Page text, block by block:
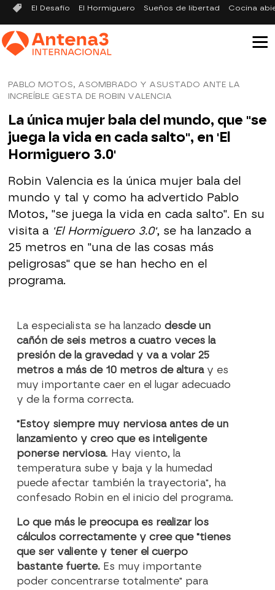
El Desafío El Hormiguero Sueños de libertad Cocina
PABLO MOTOS, ASOMBRADO Y ASUSTADO ANTE LA
INCREÍBLE GESTA DE ROBIN VALENCIA
La única mujer bala del mundo, que "se
juega la vida en cada salto", en 'El
Hormiguero 3.0'
Robin Valencia es la única mujer bala del
mundo y tal y como ha advertido Pablo
Motos, "se juega la vida en cada salto". En su
visita a'El Hormiguero 3.0', se ha lanzado a
25 metros en "una de las cosas más
peligrosas" que se han hecho en el
programa.
La especialista se ha lanzadodesde un
cañón de seis metros a cuatro veces la
presión de la gravedad y va a volar 25
metros a más de 10 metros de alturay es
muy importante caer en el lugar adecuado
y de la forma correcta.
"Estoy siempre muy nerviosa antes de un
lanzamiento y creo que es inteligente
ponerse nerviosa. Hay viento, la
temperatura sube y baja y la humedad
puede afectar también la trayectoria", ha
confesado Robin en el inicio del programa.
Lo que más le preocupa es realizar los
cálculos correctamente y cree que "tienes
que ser valiente y tener el cuerpo
bastante fuerte. Es muy importante
poder concentrarse totalmente" para